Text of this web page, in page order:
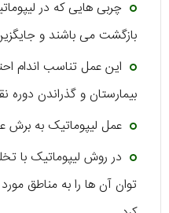
چربی هایی که در
بازگشت می باشند و
این عمل تناسب اندام
بیمارستان و گذراندن
عمل لیپوماتیک به برش
در روش لیپوماتیک با
توان آن ها را به مناطق